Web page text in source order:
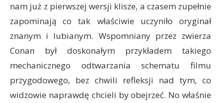
nam już z pierwszej wersji klisze, a czasem zupełnie
zapominają co tak właściwie uczyniło oryginał
znanym i lubianym. Wspomniany przez zwierza
Conan był doskonałym przykładem takiego
mechanicznego odtwarzania schematu filmu
przygodowego, bez chwili refleksji nad tym, co
widzowie naprawdę chcieli by obejrzeć. No właśnie